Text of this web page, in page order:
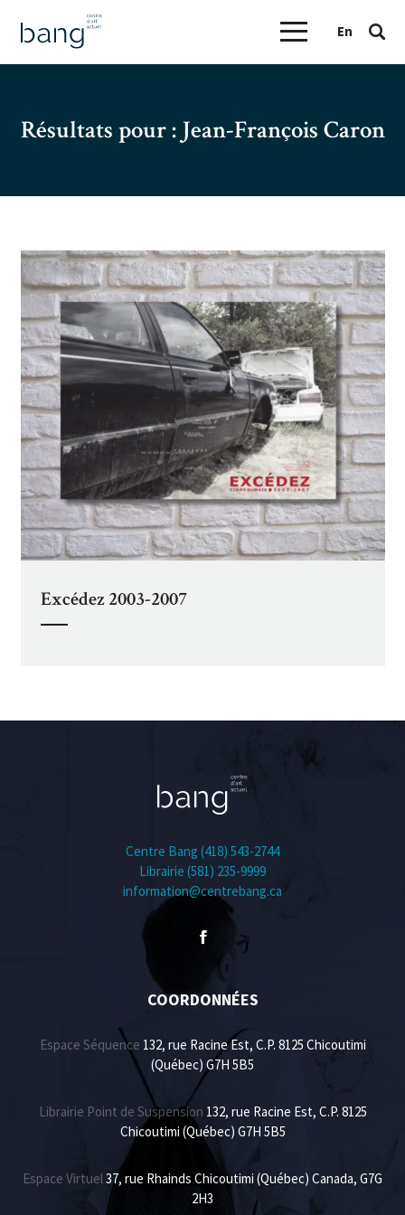
En
Résultats pour : Jean-François Caron
Excédez 2003-2007
Centre Bang (418) 543-2744
Librairie (581) 235-9999
information@centrebang.ca
COORDONNÉES
Espace Séquence 132, rue Racine Est, C.P. 8125 Chicoutimi
(Québec) G7H 5B5
Librairie Point de Suspension 132, rue Racine Est, C.P. 8125
Chicoutimi (Québec) G7H 5B5
Espace Virtuel37, rue Rhainds Chicoutimi (Québec) Canada, G7G
2H3